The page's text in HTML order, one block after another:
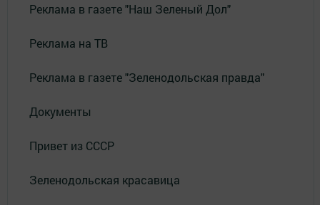
Реклама в газете "Наш Зеленый Дол"
Реклама на ТВ
Реклама в газете "Зеленодольская правда"
Документы
Привет из СССР
Зеленодольская красавица